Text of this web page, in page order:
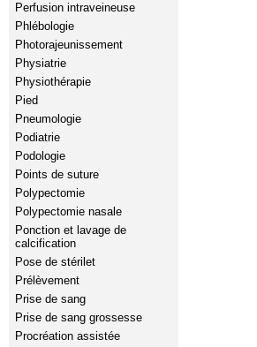
Perfusion intraveineuse
Phlébologie
Photorajeunissement
Physiatrie
Physiothérapie
Pied
Pneumologie
Podiatrie
Podologie
Points de suture
Polypectomie
Polypectomie nasale
Ponction et lavage de
calcification
Pose de stérilet
Prélèvement
Prise de sang
Prise de sang grossesse
Procréation assistée